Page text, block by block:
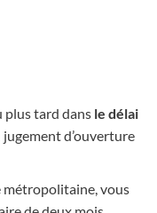
plus tard dans le délai
d’ouverture
métropolitaine, vous